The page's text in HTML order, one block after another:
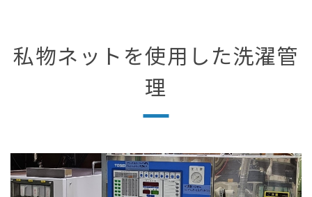
私物ネットを使用した洗濯管
理